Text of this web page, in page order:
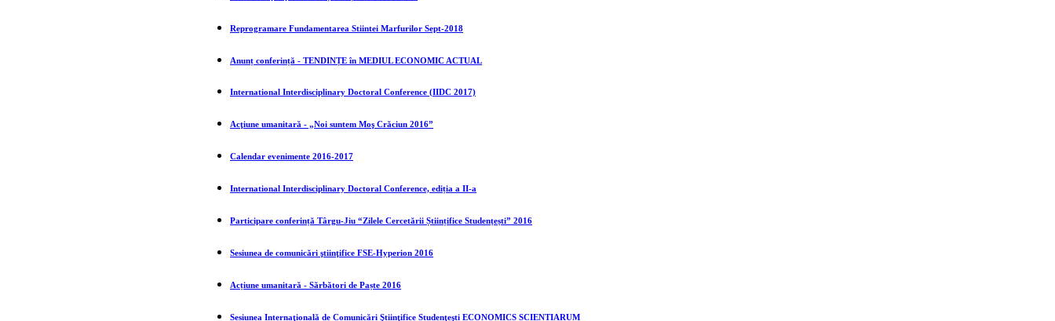
Reprogramare Fundamentarea Stiintei Marfurilor Sept-2018
Anunț conferință - TENDINȚE în MEDIUL ECONOMIC ACTUAL
International Interdisciplinary Doctoral Conference (IIDC 2017)
Acţiune umanitară - „Noi suntem Moş Crăciun 2016”
Calendar evenimente 2016-2017
International Interdisciplinary Doctoral Conference, ediția a II-a
Participare conferință Târgu-Jiu “Zilele Cercetării Științifice Studenṭeṣti” 2016
Sesiunea de comunicări ştiinţifice FSE-Hyperion 2016
Acțiune umanitară - Sărbători de Paște 2016
Sesiunea Internaţională de Comunicări Ştiinţifice Studenţeşti ECONOMICS SCIENTIARUM